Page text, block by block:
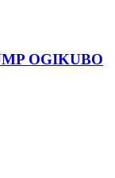
OGIKUBO